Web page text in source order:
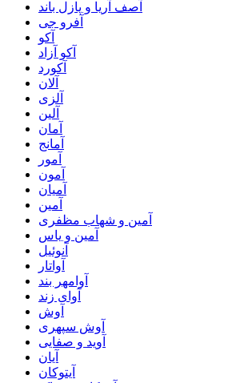
آصف آریا و پازل باند
آفرو جی
آکو
آکو آزاد
آکورد
آلان
آلزی
آلین
آمان
آمانج
آمور
آمون
آمیان
آمین
آمین و شهاب مظفری
آمین و یاس
آنوئیل
آواتار
آوامهر بند
آوای زند
آوش
آوش سپهری
آوید و صفایی
آیان
آیتوکان